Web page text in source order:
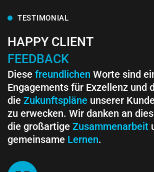
TESTIMONIAL
HAPPY CLIENT
FEEDBACK
Diese freundlichen Worte sind
Engagements für Exzellenz und
die Zukunftspläne unserer
zu erwecken. Wir danken an
die großartige Zusammenarbeit
gemeinsame Lernen.